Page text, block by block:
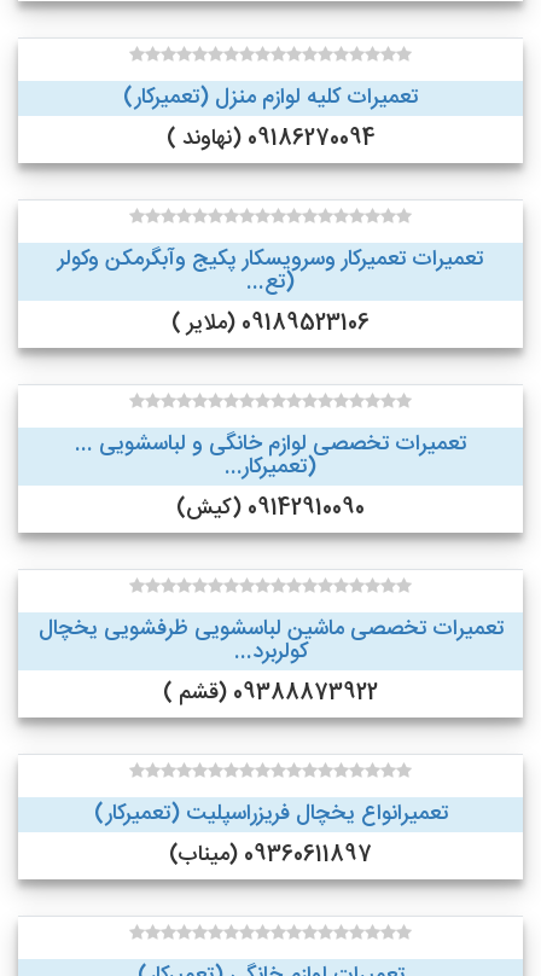
تعمیرات کلیه لوازم منزل (تعمیرکار)
09186270094 (نهاوند )
تعمیرات تعمیرکار وسرویسکار پکیج وآبگرمکن وکولر
(تع...
09189523106 (ملایر )
تعمیرات تخصصی لوازم خانگی و لباسشویی ...
(تعمیرکار...
09142910090 (کیش)
تعمیرات تخصصی ماشین لباسشویی ظرفشویی یخچال
کولربرد...
09388873922 (قشم )
تعمیرانواع یخچال فریزراسپلیت (تعمیرکار)
09360611897 (میناب)